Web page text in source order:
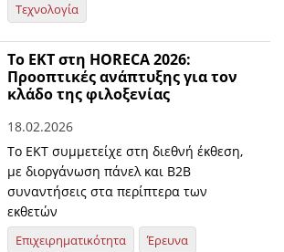
Τεχνολογία
Το ΕΚΤ στη HORECA 2026:
Προοπτικές ανάπτυξης για τον
κλάδο της φιλοξενίας
18.02.2026
Το ΕΚΤ συμμετείχε στη διεθνή έκθεση,
με διοργάνωση πάνελ και Β2Β
συναντήσεις στα περίπτερα των
εκθετών
Επιχειρηματικότητα
Έρευνα